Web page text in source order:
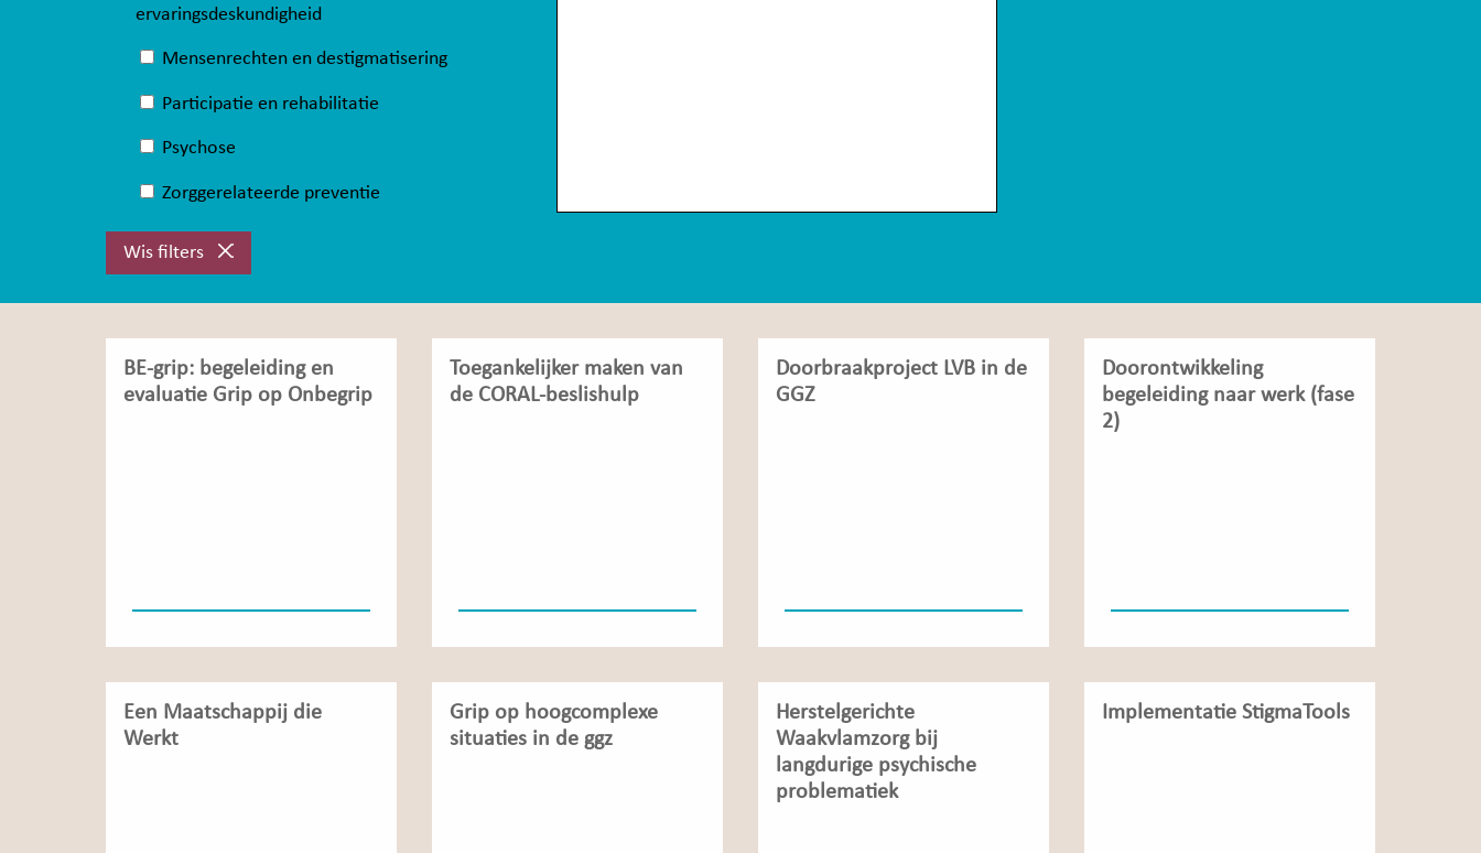
ervaringsdeskundigheid
Mensenrechten en destigmatisering
Participatie en rehabilitatie
Psychose
Zorggerelateerde preventie
Wis filters
BE-grip: begeleiding en
evaluatie Grip op Onbegrip
Toegankelijker maken van
de CORAL-beslishulp
Doorbraakproject LVB in de
GGZ
Doorontwikkeling
begeleiding naar werk (fase
2)
Een Maatschappij die
Werkt
Grip op hoogcomplexe
situaties in de ggz
Herstelgerichte
Waakvlamzorg bij
langdurige psychische
problematiek
Implementatie StigmaTools